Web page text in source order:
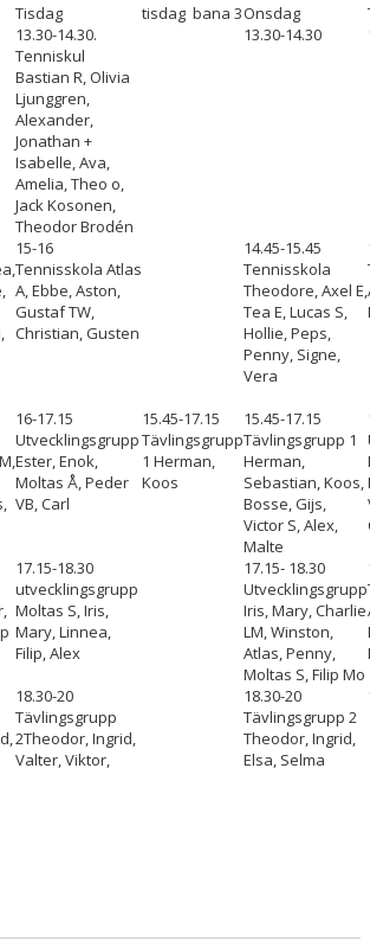
Tisdag tisdag bana 3Onsdag
13.30-14.30.
Tenniskul
Bastian R, Olivia
Ljunggren,
Alexander,
Jonathan +
Isabelle, Ava,
Amelia, Theo o,
Jack Kosonen,
Theodor Brodén
13.30-14.30
15-16
Tennisskola Atlas
A, Ebbe, Aston,
Gustaf TW,
Christian, Gusten
14.45-15.45
Tennisskola
Theodore, Axel E,
Tea E, Lucas S,
Hollie, Peps,
Penny, Signe,
Vera
16-17.15
Utvecklingsgrupp
Ester, Enok,
Moltas Å, Peder
VB, Carl
15.45-17.15
Tävlingsgrupp
1 Herman,
Koos
15.45-17.15
Tävlingsgrupp 1
Herman,
Sebastian, Koos,
Bosse, Gijs,
Victor S, Alex,
Malte
17.15-18.30
utvecklingsgrupp
Moltas S, Iris,
Mary, Linnea,
Filip, Alex
17.15- 18.30
Utvecklingsgrupp
Iris, Mary, Charlie
LM, Winston,
Atlas, Penny,
Moltas S, Filip Mo
18.30-20
Tävlingsgrupp
2Theodor, Ingrid,
Valter, Viktor,
18.30-20
Tävlingsgrupp 2
Theodor, Ingrid,
Elsa, Selma